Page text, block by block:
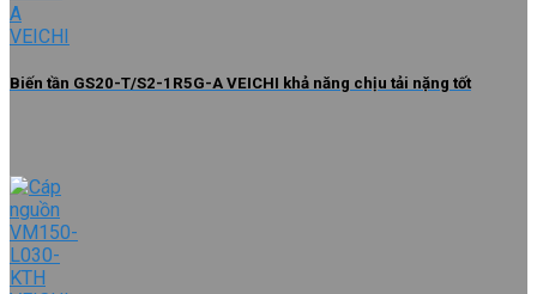
Biến tần GS20-T/S2-1R5G-A VEICHI khả năng chịu tải nặng tốt